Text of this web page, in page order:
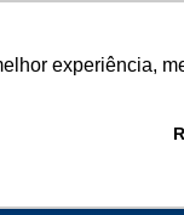
experiência,